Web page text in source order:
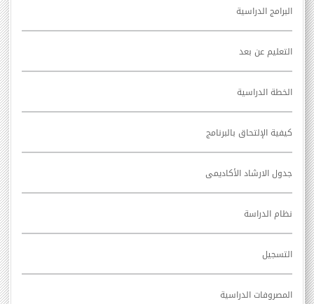
البرامج الدراسية
التعليم عن بعد
الخطة الدراسية
كيفية الإلتحاق بالبرنامج
جدول الارشاد الأكاديمى
نظام الدراسة
التسجيل
المصروفات الدراسية